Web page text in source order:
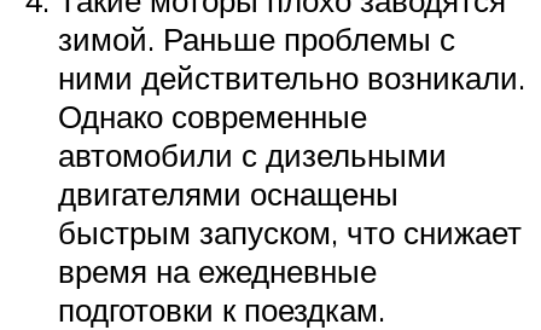
зимой. Раньше проблемы с
ними действительно возникали.
Однако современные
автомобили с дизельными
двигателями оснащены
быстрым запуском, что снижает
время на ежедневные
подготовки к поездкам.